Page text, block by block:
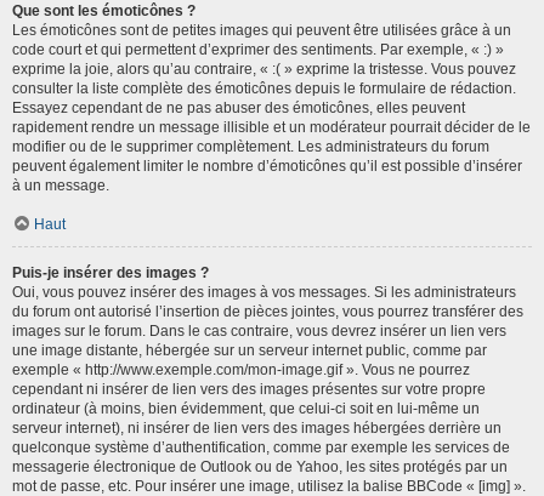
Que sont les émoticônes ?
Les émoticônes sont de petites images qui peuvent être utilisées grâce à un
code court et qui permettent d’exprimer des sentiments. Par exemple, « :) »
exprime la joie, alors qu’au contraire, « :( » exprime la tristesse. Vous pouvez
consulter la liste complète des émoticônes depuis le formulaire de rédaction.
Essayez cependant de ne pas abuser des émoticônes, elles peuvent
rapidement rendre un message illisible et un modérateur pourrait décider de le
modifier ou de le supprimer complètement. Les administrateurs du forum
peuvent également limiter le nombre d’émoticônes qu’il est possible d’insérer
à un message.
Haut
Puis-je insérer des images ?
Oui, vous pouvez insérer des images à vos messages. Si les administrateurs
du forum ont autorisé l’insertion de pièces jointes, vous pourrez transférer des
images sur le forum. Dans le cas contraire, vous devrez insérer un lien vers
une image distante, hébergée sur un serveur internet public, comme par
exemple « http://www.exemple.com/mon-image.gif ». Vous ne pourrez
cependant ni insérer de lien vers des images présentes sur votre propre
ordinateur (à moins, bien évidemment, que celui-ci soit en lui-même un
serveur internet), ni insérer de lien vers des images hébergées derrière un
quelconque système d’authentification, comme par exemple les services de
messagerie électronique de Outlook ou de Yahoo, les sites protégés par un
mot de passe, etc. Pour insérer une image, utilisez la balise BBCode « [img] ».